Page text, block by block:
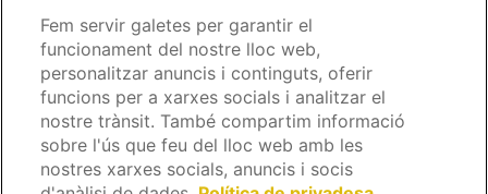
* A Madrid i Barcelona.
Fem servir galetes per garantir el
funcionament del nostre lloc web,
personalitzar anuncis i continguts, oferir
funcions per a xarxes socials i analitzar el
nostre trànsit. També compartim informació
sobre l'ús que feu del lloc web amb les
nostres xarxes socials, anuncis i socis